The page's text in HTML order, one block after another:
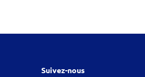
Suivez-nous